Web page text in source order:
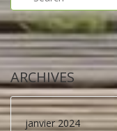
ARCHIVES
janvier 2024